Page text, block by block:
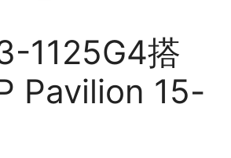
1125G4搭
Pavilion 15-